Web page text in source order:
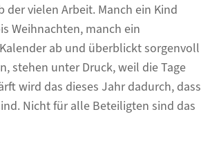
vielen Arbeit. Manch ein Kind
Weihnachten, manch ein
ab und überblickt sorgenvoll
stehen unter Druck, weil die Tage
wird das dieses Jahr dadurch, dass
Nicht für alle Beteiligten sind das